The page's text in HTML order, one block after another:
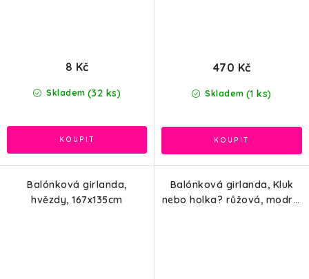
Skladem (32 ks)
8 Kč
Skladem (1 ks)
470 Kč
Balónková girlanda,
hvězdy, 167x135cm
Balónková girlanda, Kluk
nebo holka? růžová, modrá,